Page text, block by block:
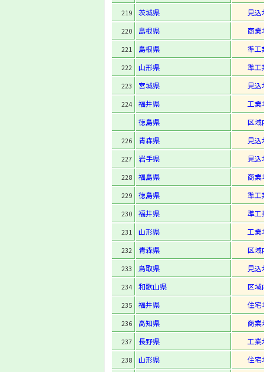
219 茨城県 見込
220 島根県 商業
221 島根県 準工
222 山形県 準工
223 宮城県 見込
224 福井県
工業
徳島県
区域
226 青森県 見込
227 岩手県 見込
228 福島県 商業
229 徳島県 準工
230 福井県 準工
231 山形県 工業
232 青森県 区域
233 鳥取県 見込
234 和歌山県 区域
235 福井県 住宅
236 高知県 商業
237 長野県 工業
238 山形県 住宅